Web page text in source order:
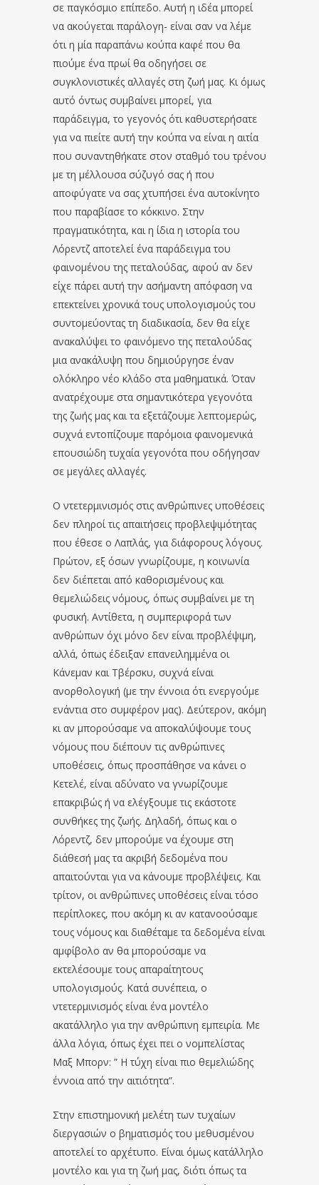
σε παγκόσμιο επίπεδο. Αυτή η ιδέα μπορεί
να ακούγεται παράλογη- είναι σαν να λέμε
ότι η μία παραπάνω κούπα καφέ που θα
πιούμε ένα πρωί θα οδηγήσει σε
συγκλονιστικές αλλαγές στη ζωή μας. Κι όμως
αυτό όντως συμβαίνει μπορεί, για
παράδειγμα, το γεγονός ότι καθυστερήσατε
για να πιείτε αυτή την κούπα να είναι η αιτία
που συναντηθήκατε στον σταθμό του τρένου
με τη μέλλουσα σύζυγό σας ή που
αποφύγατε να σας χτυπήσει ένα αυτοκίνητο
που παραβίασε το κόκκινο. Στην
πραγματικότητα, και η ίδια η ιστορία του
Λόρεντζ αποτελεί ένα παράδειγμα του
φαινομένου της πεταλούδας, αφού αν δεν
είχε πάρει αυτή την ασήμαντη απόφαση να
επεκτείνει χρονικά τους υπολογισμούς του
συντομεύοντας τη διαδικασία, δεν θα είχε
ανακαλύψει το φαινόμενο της πεταλούδας
μια ανακάλυψη που δημιούργησε έναν
ολόκληρο νέο κλάδο στα μαθηματικά. Όταν
ανατρέχουμε στα σημαντικότερα γεγονότα
της ζωής μας και τα εξετάζουμε λεπτομερώς,
συχνά εντοπίζουμε παρόμοια φαινομενικά
επουσιώδη τυχαία γεγονότα που οδήγησαν
σε μεγάλες αλλαγές.
Ο ντετερμινισμός στις ανθρώπινες υποθέσεις
δεν πληροί τις απαιτήσεις προβλεψιμότητας
που έθεσε ο Λαπλάς, για διάφορους λόγους.
Πρώτον, εξ όσων γνωρίζουμε, η κοινωνία
δεν διέπεται από καθορισμένους και
θεμελιώδεις νόμους, όπως συμβαίνει με τη
φυσική. Αντίθετα, η συμπεριφορά των
ανθρώπων όχι μόνο δεν είναι προβλέψιμη,
αλλά, όπως έδειξαν επανειλημμένα οι
Κάνεμαν και Τβέρσκυ, συχνά είναι
ανορθολογική (με την έννοια ότι ενεργούμε
ενάντια στο συμφέρον μας). Δεύτερον, ακόμη
κι αν μπορούσαμε να αποκαλύψουμε τους
νόμους που διέπουν τις ανθρώπινες
υποθέσεις, όπως προσπάθησε να κάνει ο
Κετελέ, είναι αδύνατο να γνωρίζουμε
επακριβώς ή να ελέγξουμε τις εκάστοτε
συνθήκες της ζωής. Δηλαδή, όπως και ο
Λόρεντζ, δεν μπορούμε να έχουμε στη
διάθεσή μας τα ακριβή δεδομένα που
απαιτούνται για να κάνουμε προβλέψεις. Και
τρίτον, οι ανθρώπινες υποθέσεις είναι τόσο
περίπλοκες, που ακόμη κι αν κατανοούσαμε
τους νόμους και διαθέταμε τα δεδομένα είναι
αμφίβολο αν θα μπορούσαμε να
εκτελέσουμε τους απαραίτητους
υπολογισμούς. Κατά συνέπεια, ο
ντετερμινισμός είναι ένα μοντέλο
ακατάλληλο για την ανθρώπινη εμπειρία. Με
άλλα λόγια, όπως έχει πει ο νομπελίστας
Μαξ Μπορν: ” Η τύχη είναι πιο θεμελιώδης
έννοια από την αιτιότητα”.
Στην επιστημονική μελέτη των τυχαίων
διεργασιών ο βηματισμός του μεθυσμένου
αποτελεί το αρχέτυπο. Είναι όμως κατάλληλο
μοντέλο και για τη ζωή μας, διότι όπως τα